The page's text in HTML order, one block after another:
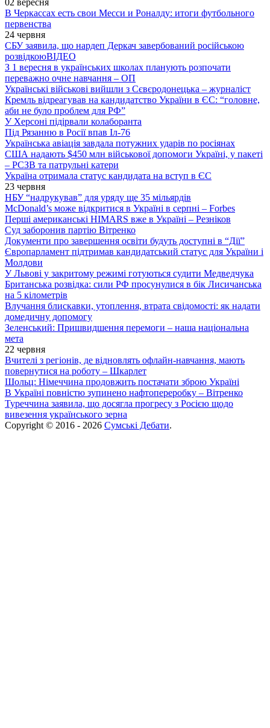
02 вересня
В Черкассах есть свои Месси и Роналду: итоги футбольного
первенства
24 червня
СБУ заявила, що нардеп Деркач завербований російською
розвідкоюВІДЕО
З 1 вересня в українських школах планують розпочати
переважно очне навчання – ОП
Українські військові вийшли з Сєвєродонецька – журналіст
Кремль відреагував на кандидатство України в ЄС: “головне,
аби не було проблем для РФ”
У Херсоні підірвали колаборанта
Під Рязанню в Росії впав Іл-76
Українська авіація завдала потужних ударів по росіянах
США надають $450 млн військової допомоги Україні, у пакеті
– РСЗВ та патрульні катери
Україна отримала статус кандидата на вступ в ЄС
23 червня
НБУ “надрукував” для уряду ще 35 мільярдів
McDonald’s може відкритися в Україні в серпні – Forbes
Перші американські HIMARS вже в Україні – Резніков
Суд заборонив партію Вітренко
Документи про завершення освіти будуть доступні в “Дії”
Європарламент підтримав кандидатський статус для України і
Молдови
У Львові у закритому режимі готуються судити Медведчука
Британська розвідка: сили РФ просунулися в бік Лисичанська
на 5 кілометрів
Влучання блискавки, утоплення, втрата свідомості: як надати
домедичну допомогу
Зеленський: Пришвидшення перемоги – наша національна
мета
22 червня
Вчителі з регіонів, де відновлять офлайн-навчання, мають
повернутися на роботу – Шкарлет
Шольц: Німеччина продовжить постачати зброю Україні
В Україні повністю зупинено нафтопереробку – Вітренко
Туреччина заявила, що досягла прогресу з Росією щодо
вивезення українського зерна
Copyright © 2016 - 2026 Сумські Дебати.